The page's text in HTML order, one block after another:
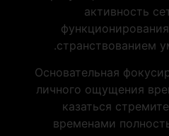
активность
странствованием
Основательная
личного ощущения
казаться
временами